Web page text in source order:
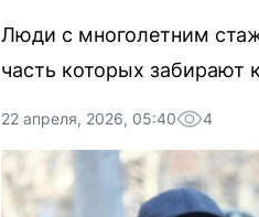
Люди с многолетним
часть которых забирают
22 апреля, 2026, 05:40 4